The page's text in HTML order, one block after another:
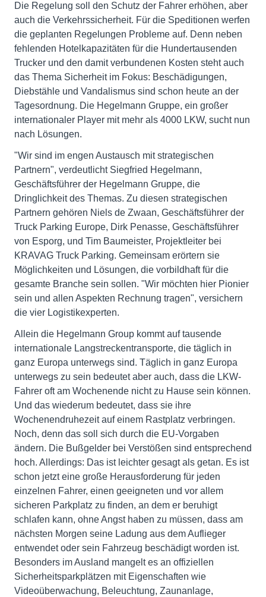
Die Regelung soll den Schutz der Fahrer erhöhen, aber
auch die Verkehrssicherheit. Für die Speditionen werfen
die geplanten Regelungen Probleme auf. Denn neben
fehlenden Hotelkapazitäten für die Hundertausenden
Trucker und den damit verbundenen Kosten steht auch
das Thema Sicherheit im Fokus: Beschädigungen,
Diebstähle und Vandalismus sind schon heute an der
Tagesordnung. Die Hegelmann Gruppe, ein großer
internationaler Player mit mehr als 4000 LKW, sucht nun
nach Lösungen.
"Wir sind im engen Austausch mit strategischen
Partnern", verdeutlicht Siegfried Hegelmann,
Geschäftsführer der Hegelmann Gruppe, die
Dringlichkeit des Themas. Zu diesen strategischen
Partnern gehören Niels de Zwaan, Geschäftsführer der
Truck Parking Europe, Dirk Penasse, Geschäftsführer
von Esporg, und Tim Baumeister, Projektleiter bei
KRAVAG Truck Parking. Gemeinsam erörtern sie
Möglichkeiten und Lösungen, die vorbildhaft für die
gesamte Branche sein sollen. "Wir möchten hier Pionier
sein und allen Aspekten Rechnung tragen", versichern
die vier Logistikexperten.
Allein die Hegelmann Group kommt auf tausende
internationale Langstreckentransporte, die täglich in
ganz Europa unterwegs sind. Täglich in ganz Europa
unterwegs zu sein bedeutet aber auch, dass die LKW-
Fahrer oft am Wochenende nicht zu Hause sein können.
Und das wiederum bedeutet, dass sie ihre
Wochenendruhezeit auf einem Rastplatz verbringen.
Noch, denn das soll sich durch die EU-Vorgaben
ändern. Die Bußgelder bei Verstößen sind entsprechend
hoch. Allerdings: Das ist leichter gesagt als getan. Es ist
schon jetzt eine große Herausforderung für jeden
einzelnen Fahrer, einen geeigneten und vor allem
sicheren Parkplatz zu finden, an dem er beruhigt
schlafen kann, ohne Angst haben zu müssen, dass am
nächsten Morgen seine Ladung aus dem Auflieger
entwendet oder sein Fahrzeug beschädigt worden ist.
Besonders im Ausland mangelt es an offiziellen
Sicherheitsparkplätzen mit Eigenschaften wie
Videoüberwachung, Beleuchtung, Zaunanlage,